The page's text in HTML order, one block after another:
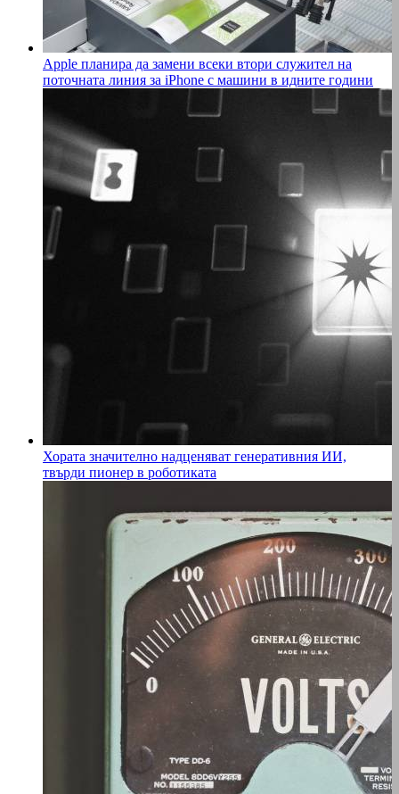
Apple планира да замени всеки втори служител на
поточната линия за iPhone с машини в идните години
Хората значително надценяват генеративния ИИ,
твърди пионер в роботиката